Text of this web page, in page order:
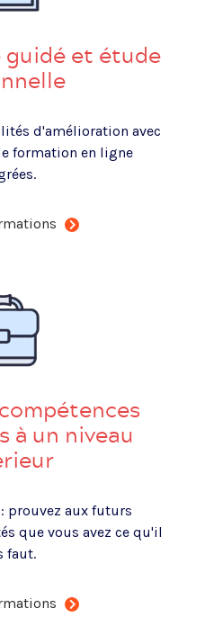
et étude
d'amélioration avec
formation en ligne
à un niveau
prouvez aux futurs
que vous avez ce qu'il
faut.